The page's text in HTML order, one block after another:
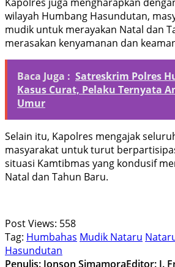
wilayah Humbang Hasundutan,
mudik untuk merayakan Natal dan
merasakan kenyamanan dan
Baca Juga : Satreskrim Polres
Kasus Curat, Pelaku Ternyata
Umur
Selain itu, Kapolres mengajak
masyarakat untuk turut
situasi Kamtibmas yang kondusif
Natal dan Tahun Baru.
Post Views: 558
Tag: Humbahas Mudik Nataru
Hasundutan
Penulis: Jonson SimamoraEditor: J.